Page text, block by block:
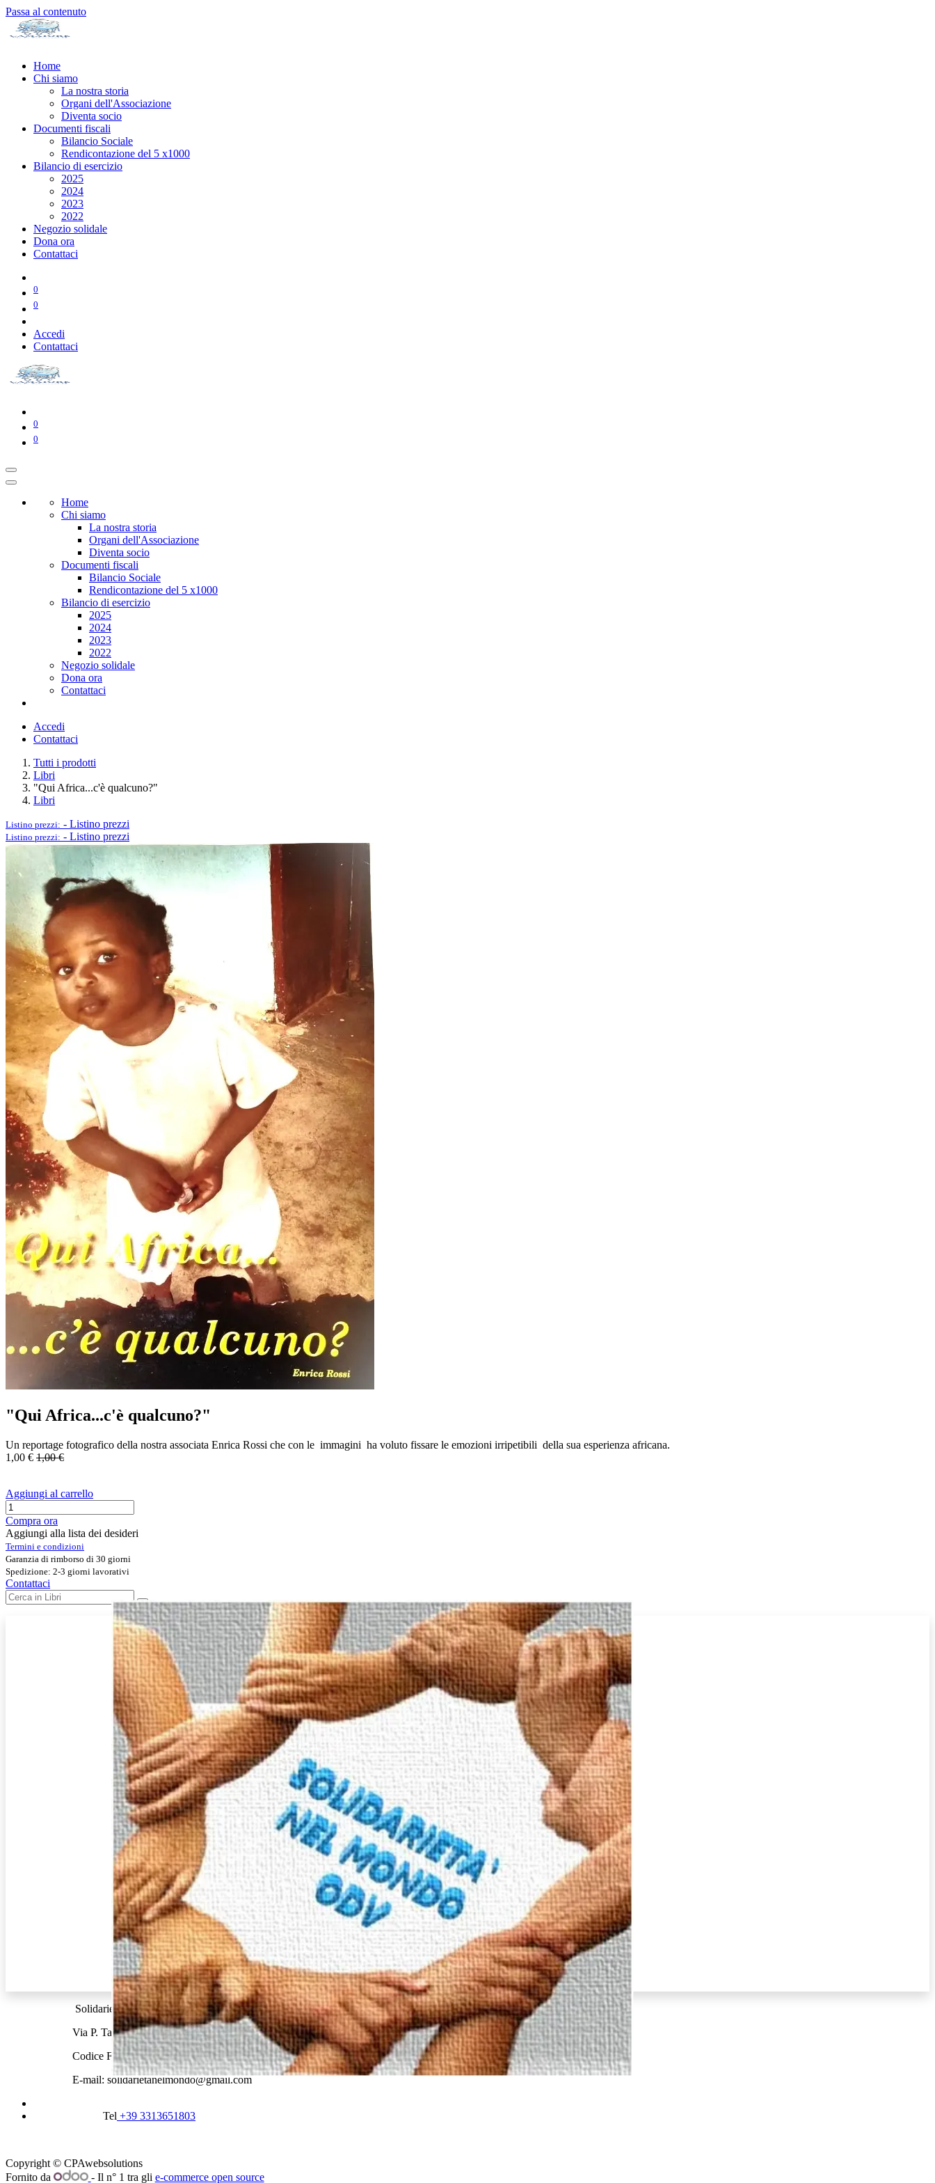
Passa al contenuto
Home
Chi siamo
La nostra storia
Organi dell'Associazione
Diventa socio
Documenti fiscali
Bilancio Sociale
Rendicontazione del 5 x1000
Bilancio di esercizio
2025
2024
2023
2022
Negozio solidale
Dona ora
Contattaci
0
0
Accedi
Contattaci
0
0
Home
Chi siamo
La nostra storia
Organi dell'Associazione
Diventa socio
Documenti fiscali
Bilancio Sociale
Rendicontazione del 5 x1000
Bilancio di esercizio
2025
2024
2023
2022
Negozio solidale
Dona ora
Contattaci
Accedi
Contattaci
Tutti i prodotti
Libri
"Qui Africa...c'è qualcuno?"
Libri
Listino prezzi: - Listino prezzi
Listino prezzi: - Listino prezzi
"Qui Africa...c'è qualcuno?"
Un reportage fotografico della nostra associata Enrica Rossi che con le immagini ha voluto fissare le emozioni irripetibili della sua esperienza africana.
1,00 € 1,00€
Aggiungi al carrello
Compra ora
Aggiungi alla lista dei desideri
Termini e condizioni
Garanzia di rimborso di 30 giorni
Spedizione: 2-3 giorni lavorativi
Contattaci
Solidarietà nel Mondo ONLUS
Via P. Tabarrani, 12 CAMAIORE 55041 (LU)
Codice Fiscale 91014020464
E-mail: solidarietanelmondo@gmail.com
Tel +39 3313651803
Copyright © CPAwebsolutions
Fornito da
- Il n° 1 tra gli e-commerce open source